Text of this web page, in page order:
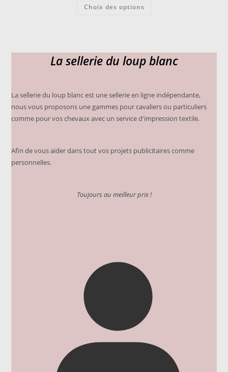
Choix des options
peuvent
être
choisies
du
produit
La sellerie du loup blanc
La sellerie du loup blanc est une sellerie en ligne indépendante,
nous vous proposons une gammes pour cavaliers ou particuliers
comme pour vos chevaux avec un service d'impression textile.
Afin de vous aider dans tout vos projets publicitaires comme
personnelles.
Toujours au meilleur prix !